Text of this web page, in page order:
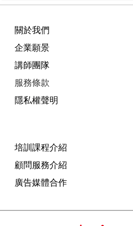
關於我們
企業願景
講師團隊
服務條款
隱私權聲明
培訓課程介紹
顧問服務介紹
廣告媒體合作